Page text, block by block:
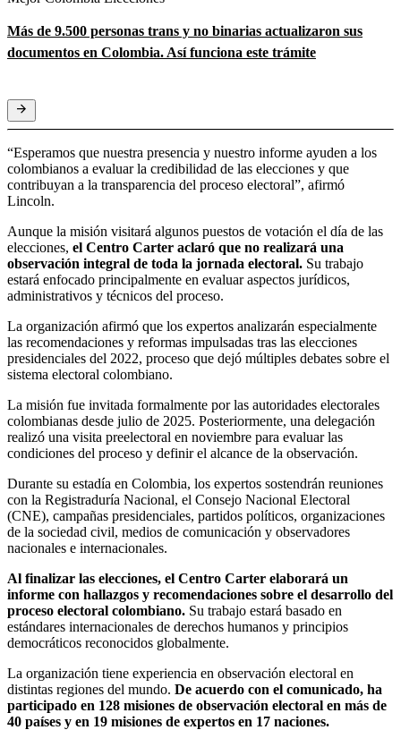
Más de 9.500 personas trans y no binarias actualizaron sus
documentos en Colombia. Así funciona este trámite
“Esperamos que nuestra presencia y nuestro informe ayuden a los
colombianos a evaluar la credibilidad de las elecciones y que
contribuyan a la transparencia del proceso electoral”, afirmó
Lincoln.
Aunque la misión visitará algunos puestos de votación el día de las
elecciones, el Centro Carter aclaró que no realizará una
observación integral de toda la jornada electoral. Su trabajo
estará enfocado principalmente en evaluar aspectos jurídicos,
administrativos y técnicos del proceso.
La organización afirmó que los expertos analizarán especialmente
las recomendaciones y reformas impulsadas tras las elecciones
presidenciales del 2022, proceso que dejó múltiples debates sobre el
sistema electoral colombiano.
La misión fue invitada formalmente por las autoridades electorales
colombianas desde julio de 2025. Posteriormente, una delegación
realizó una visita preelectoral en noviembre para evaluar las
condiciones del proceso y definir el alcance de la observación.
Durante su estadía en Colombia, los expertos sostendrán reuniones
con la Registraduría Nacional, el Consejo Nacional Electoral
(CNE), campañas presidenciales, partidos políticos, organizaciones
de la sociedad civil, medios de comunicación y observadores
nacionales e internacionales.
Al finalizar las elecciones, el Centro Carter elaborará un
informe con hallazgos y recomendaciones sobre el desarrollo del
proceso electoral colombiano. Su trabajo estará basado en
estándares internacionales de derechos humanos y principios
democráticos reconocidos globalmente.
La organización tiene experiencia en observación electoral en
distintas regiones del mundo. De acuerdo con el comunicado, ha
participado en 128 misiones de observación electoral en más de
40 países y en 19 misiones de expertos en 17 naciones.